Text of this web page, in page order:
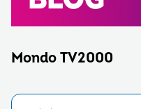
Mondo TV2000